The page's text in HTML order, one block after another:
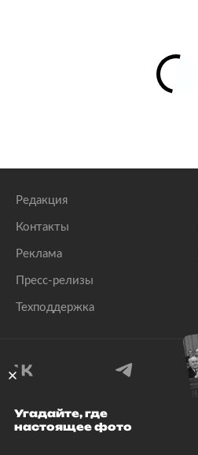
На МКС состоялись первые в
Редакция
Контакты
Реклама
Пресс-релизы
Техподдержка
© 1999–2026 Все
Угадайте, где
настоящее фото